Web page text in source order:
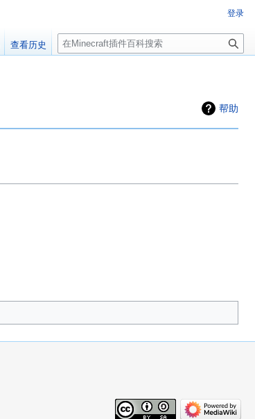
帮助
登录
查看历史
搜
索